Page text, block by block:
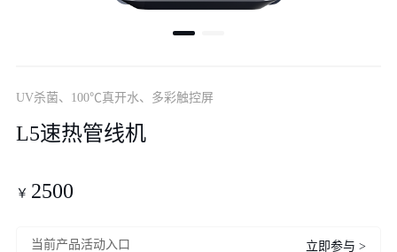
UV杀菌、100℃真开水、多彩触控屏
L5速热管线机
￥ 2500
当前产品活动入口